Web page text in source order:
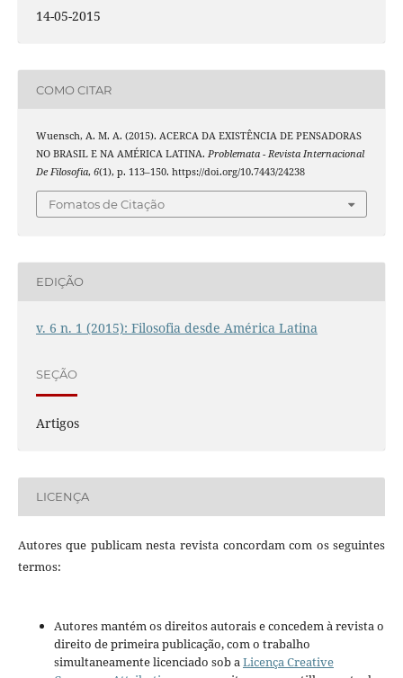
14-05-2015
COMO CITAR
Wuensch, A. M. A. (2015). ACERCA DA EXISTÊNCIA DE PENSADORAS
NO BRASIL E NA AMÉRICA LATINA. Problemata - Revista Internacional
De Filosofia, 6(1), p. 113–150. https://doi.org/10.7443/24238
Fomatos de Citação
EDIÇÃO
v. 6 n. 1 (2015): Filosofia desde América Latina
SEÇÃO
Artigos
LICENÇA
Autores que publicam nesta revista concordam com os seguintes
termos:
Autores mantém os direitos autorais e concedem à revista o
direito de primeira publicação, com o trabalho
simultaneamente licenciado sob aLicença Creative